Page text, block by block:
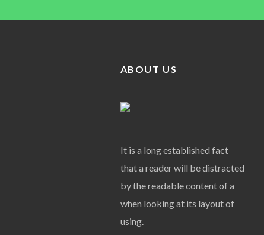
ABOUT US
It is a long established fact
that a reader will be distracted
by the readable content of a
when looking at its layout of
using.